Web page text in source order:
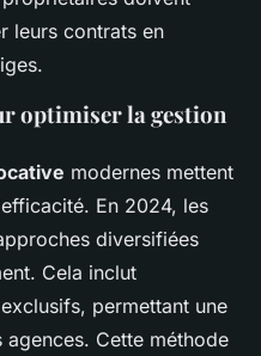
leurs contrats en
optimiser la gestion
modernes mettent
En 2024, les
diversifiées
Cela inclut
permettant une
Cette méthode